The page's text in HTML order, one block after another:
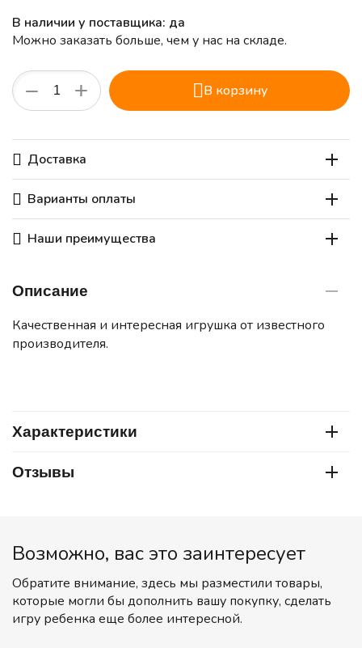
В наличии у поставщика: да
Можно заказать больше, чем у нас на складе.
+
− В корзину
Доставка
Варианты оплаты
Наши преимущества
Описание
Качественная и интересная игрушка от известного
производителя.
Характеристики
Отзывы
Возможно, вас это заинтересует
Обратите внимание, здесь мы разместили товары,
которые могли бы дополнить вашу покупку, сделать
игру ребенка еще более интересной.